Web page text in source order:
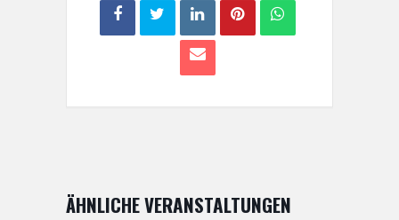
ÄHNLICHE VERANSTALTUNGEN